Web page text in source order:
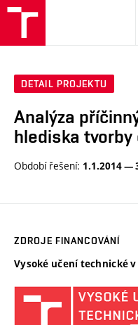
DETAIL PROJEKTU
Analýza
hlediska tvorby
Období řešení: 1.1.2014 —
ZDROJE FINANCOVÁNÍ
Vysoké učení technické